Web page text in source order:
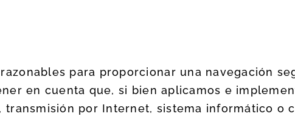
para proporcionar una navegación
en cuenta que, si bien aplicamos e
por Internet, sistema informático o